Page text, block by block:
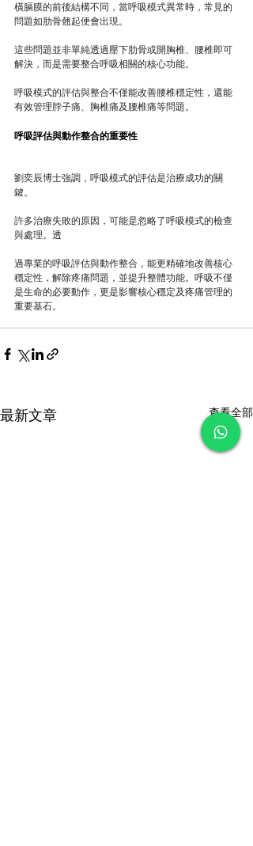
橫膈膜的前後結構不同，當呼吸模式異常時，常見的
問題如肋骨翹起便會出現。
這些問題並非單純透過壓下肋骨或開胸椎、腰椎即可
解決，而是需要整合呼吸相關的核心功能。
呼吸模式的評估與整合不僅能改善腰椎穩定性，還能
有效管理脖子痛、胸椎痛及腰椎痛等問題。
呼吸評估與動作整合的重要性
劉奕辰博士強調，呼吸模式的評估是治療成功的關
鍵。
許多治療失敗的原因，可能是忽略了呼吸模式的檢查
與處理。透
過專業的呼吸評估與動作整合，能更精確地改善核心
穩定性，解除疼痛問題，並提升整體功能。呼吸不僅
是生命的必要動作，更是影響核心穩定及疼痛管理的
重要基石。
最新文章 查看全部